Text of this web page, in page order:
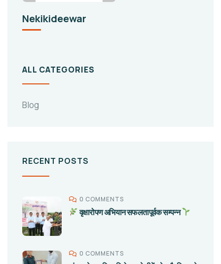
Nekikideewar
ALL CATEGORIES
Blog
RECENT POSTS
0 COMMENTS
वृक्षारोपण अभियान सफलतापूर्वक सम्पन्न
0 COMMENTS